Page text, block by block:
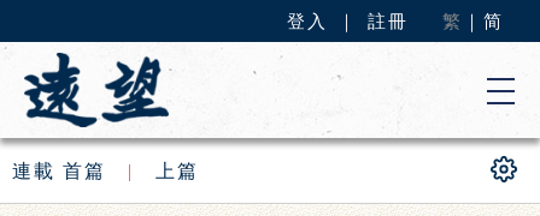
登入 註冊 繁 简
連載 首篇 | 上篇